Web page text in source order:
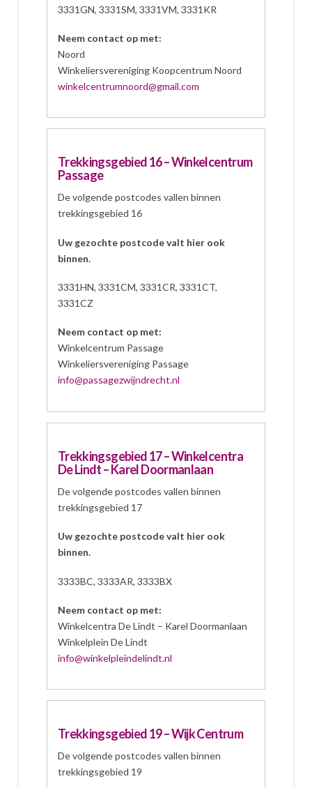
3331GN, 3331SM, 3331VM, 3331KR
Neem contact op met:
Noord
Winkeliersvereniging Koopcentrum Noord
winkelcentrumnoord@gmail.com
Trekkingsgebied 16 – Winkelcentrum
Passage
De volgende postcodes vallen binnen
trekkingsgebied 16
Uw gezochte postcode valt hier ook
binnen.
3331HN, 3331CM, 3331CR, 3331CT,
3331CZ
Neem contact op met:
Winkelcentrum Passage
Winkeliersvereniging Passage
info@passagezwijndrecht.nl
Trekkingsgebied 17 – Winkelcentra
De Lindt – Karel Doormanlaan
De volgende postcodes vallen binnen
trekkingsgebied 17
Uw gezochte postcode valt hier ook
binnen.
3333BC, 3333AR, 3333BX
Neem contact op met:
Winkelcentra De Lindt – Karel Doormanlaan
Winkelplein De Lindt
info@winkelpleindelindt.nl
Trekkingsgebied 19 – Wijk Centrum
De volgende postcodes vallen binnen
trekkingsgebied 19